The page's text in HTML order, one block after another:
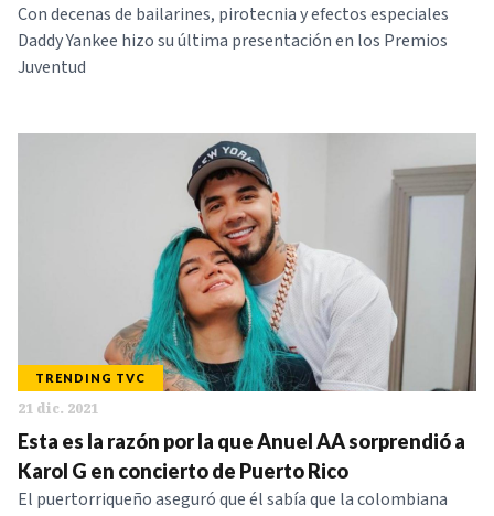
Con decenas de bailarines, pirotecnia y efectos especiales
Daddy Yankee hizo su última presentación en los Premios
Juventud
TRENDING TVC
21 dic. 2021
Esta es la razón por la que Anuel AA sorprendió a
Karol G en concierto de Puerto Rico
El puertorriqueño aseguró que él sabía que la colombiana